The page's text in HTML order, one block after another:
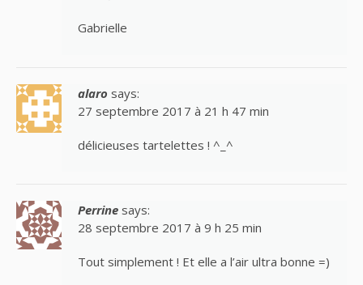
Gabrielle
alaro says:
27 septembre 2017 à 21 h 47 min
délicieuses tartelettes ! ^_^
Perrine says:
28 septembre 2017 à 9 h 25 min
Tout simplement ! Et elle a l’air ultra bonne =)